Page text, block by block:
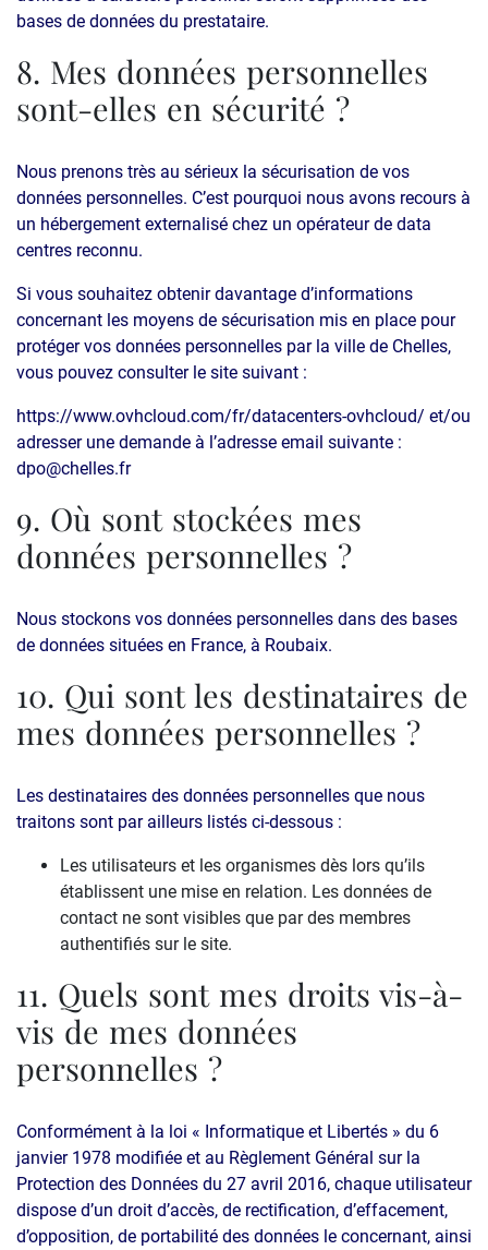
bases de données du prestataire.
8. Mes données personnelles
sont-elles en sécurité ?
Nous prenons très au sérieux la sécurisation de vos
données personnelles. C’est pourquoi nous avons recours à
un hébergement externalisé chez un opérateur de data
centres reconnu.
Si vous souhaitez obtenir davantage d’informations
concernant les moyens de sécurisation mis en place pour
protéger vos données personnelles par la ville de Chelles,
vous pouvez consulter le site suivant :
https://www.ovhcloud.com/fr/datacenters-ovhcloud/ et/ou
adresser une demande à l’adresse email suivante :
dpo@chelles.fr
9. Où sont stockées mes
données personnelles ?
Nous stockons vos données personnelles dans des bases
de données situées en France, à Roubaix.
10. Qui sont les destinataires de
mes données personnelles ?
Les destinataires des données personnelles que nous
traitons sont par ailleurs listés ci-dessous :
Les utilisateurs et les organismes dès lors qu’ils
établissent une mise en relation. Les données de
contact ne sont visibles que par des membres
authentifiés sur le site.
11. Quels sont mes droits vis-à-
vis de mes données
personnelles ?
Conformément à la loi « Informatique et Libertés » du 6
janvier 1978 modifiée et au Règlement Général sur la
Protection des Données du 27 avril 2016, chaque utilisateur
dispose d’un droit d’accès, de rectification, d’effacement,
d’opposition, de portabilité des données le concernant, ainsi